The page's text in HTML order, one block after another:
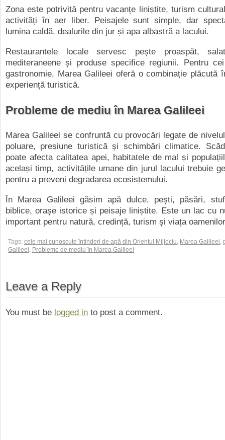
Zona este potrivită pentru vacanțe liniștite, turism
activități în aer liber. Peisajele sunt simple, dar
lumina caldă, dealurile din jur și apa albastră a lacului.
Restaurantele locale servesc pește proaspăt,
mediteraneene și produse specifice regiunii. Pentru
gastronomie, Marea Galileei oferă o combinație plăcută
experiență turistică.
Probleme de mediu în Marea Galileei
Marea Galileei se confruntă cu provocări legate de
poluare, presiune turistică și schimbări climatice.
poate afecta calitatea apei, habitatele de mal și
același timp, activitățile umane din jurul lacului trebuie
pentru a preveni degradarea ecosistemului.
În Marea Galileei găsim apă dulce, pești, păsări,
biblice, orașe istorice și peisaje liniștite. Este un lac cu
important pentru natură, credință, turism și viața
Tags: cele mai cunoscute întinderi de apă din Orientul Mijlociu, Marea Galileei,
Galileei, Probleme de mediu în Marea Galileei
Leave a Reply
You must be logged in to post a comment.